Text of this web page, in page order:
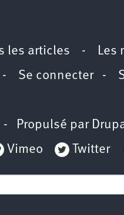
les articles - Les
Se connecter-
- Propulsé par
Vimeo Twitter